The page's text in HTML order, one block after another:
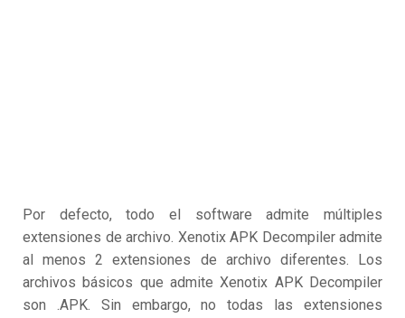
Por defecto, todo el software admite múltiples
extensiones de archivo. Xenotix APK Decompiler admite
al menos 2 extensiones de archivo diferentes. Los
archivos básicos que admite Xenotix APK Decompiler
son .APK. Sin embargo, no todas las extensiones